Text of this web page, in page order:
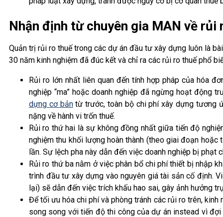
Nhận định từ chuyên gia MAN về
Quản trị rủi ro thuế trong các dự án đầu tư xây dựng luôn là
30 năm kinh nghiệm đã đúc kết và chỉ ra các rủi ro thuế phổ
Rủi ro lớn nhất liên quan đến tính hợp pháp của hóa
nghiệp “ma” hoặc doanh nghiệp đã ngừng hoạt
dựng cơ bảntừ trước, toàn bộ chi phí xây dựng tương
nặng về hành vi trốn thuế.
Rủi ro thứ hai là sự không đồng nhất giữa tiến độ
nghiệm thu khối lượng hoàn thành (theo giai đoạn
lần. Sự lệch pha này dẫn đến việc doanh nghiệp bị phạt
Rủi ro thứ ba nằm ở việc phân bổ chi phí thiết bị nhập
trình đầu tư xây dựng vào nguyên giá tài sản cố định.
lại) sẽ dẫn đến việc trích khấu hao sai, gây ảnh hưởng
Để tối ưu hóa chi phí và phòng tránh các rủi ro trên,
song song với tiến độ thi công của dự án instead vì